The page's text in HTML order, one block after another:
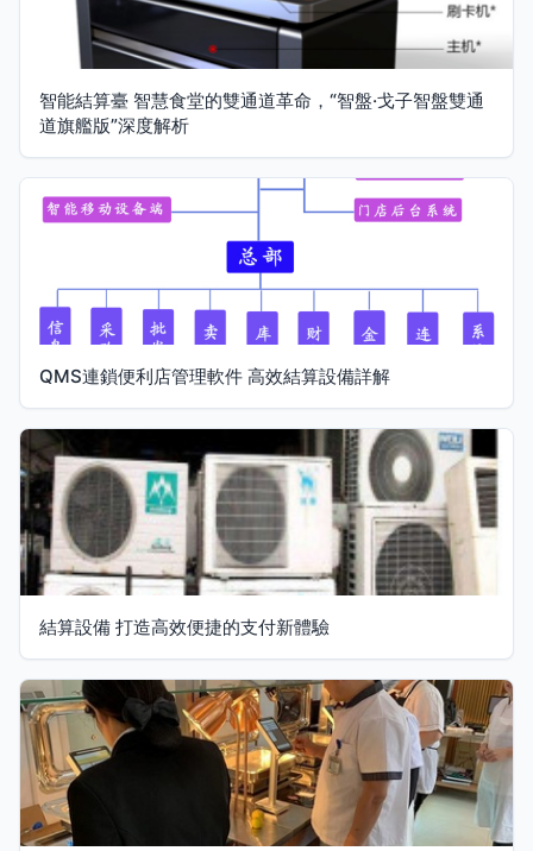
智能結算臺 智慧食堂的雙通道革命，“智盤·戈子智盤雙通
道旗艦版”深度解析
QMS連鎖便利店管理軟件 高效結算設備詳解
結算設備 打造高效便捷的支付新體驗